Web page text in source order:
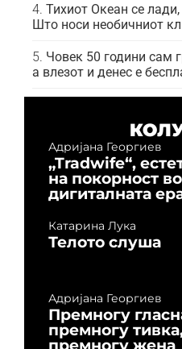
Тихиот Океан се
Што носи необичниот
Човек 50 години сам
а влезот и денес е
Адријана Георгиев
„Tradwife“,
на покорност во
дигиталната
Катарина Лука
Телото слуша
Адријана Георгиев
Премногу
премногу
премногу жена